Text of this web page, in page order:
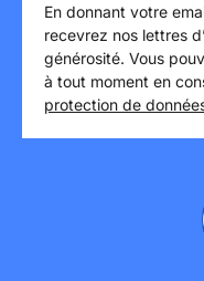
En donnant votre
recevrez nos lettres
générosité. Vous
à tout moment en
protection de